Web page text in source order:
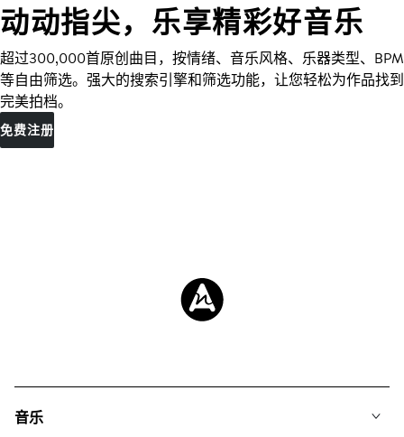
动动指尖，乐享精彩好音乐
超过300,000首原创曲目，按情绪、音乐风格、乐器类型、BPM
等自由筛选。强大的搜索引擎和筛选功能，让您轻松为作品找到
完美拍档。
免费注册
音乐